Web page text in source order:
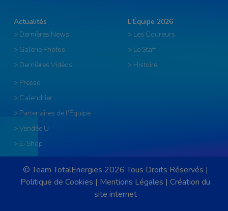
Actualités
> Dernières News
> Galerie Photos
> Dernières Vidéos
L'Équipe 2026
> Les Coureurs
> Le Staff
> Histoire
> Presse
> Calendrier
> Partenaires de l'Équipe
> Vendée U
> E-Shop
© Team TotalEnergies 2026 Tous Droits Réservés |
Politique de Cookies | Mentions Légales | Création du
site internet